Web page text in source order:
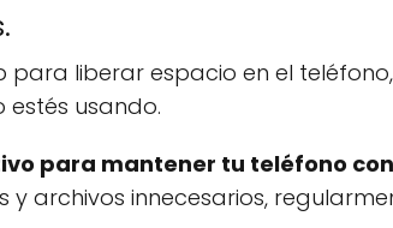
para liberar espacio en el
usando.
para mantener tu teléfono
archivos innecesarios,